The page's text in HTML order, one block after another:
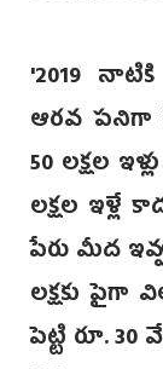
'2019
ఆరవ పనిగా
50 లక్షల
లక్షల ఇళ్లే
పేరు మీద
లక్షకు పైగా
పెట్టి రూ. 30